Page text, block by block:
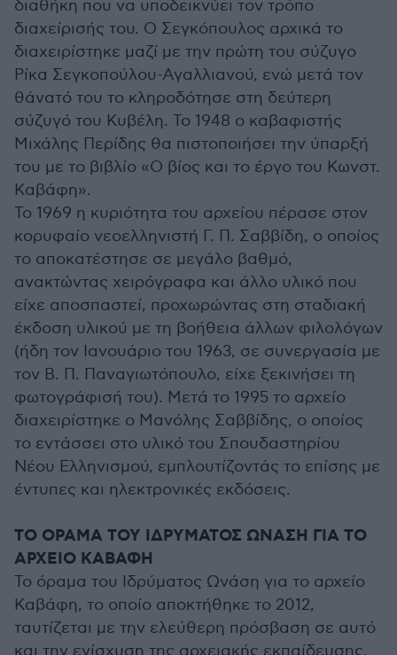
διαθήκη που να υποδεικνύει τον τρόπο
διαχείρισής του. Ο Σεγκόπουλος αρχικά το
διαχειρίστηκε μαζί με την πρώτη του σύζυγο
Ρίκα Σεγκοπούλου-Αγαλλιανού, ενώ μετά τον
θάνατό του το κληροδότησε στη δεύτερη
σύζυγό του Κυβέλη. Το 1948 ο καβαφιστής
Μιχάλης Περίδης θα πιστοποιήσει την ύπαρξή
του με το βιβλίο «Ο βίος και το έργο του Κωνστ.
Καβάφη».
Το 1969 η κυριότητα του αρχείου πέρασε στον
κορυφαίο νεοελληνιστή Γ. Π. Σαββίδη, ο οποίος
το αποκατέστησε σε μεγάλο βαθμό,
ανακτώντας χειρόγραφα και άλλο υλικό που
είχε αποσπαστεί, προχωρώντας στη σταδιακή
έκδοση υλικού με τη βοήθεια άλλων φιλολόγων
(ήδη τον Ιανουάριο του 1963, σε συνεργασία με
τον Β. Π. Παναγιωτόπουλο, είχε ξεκινήσει τη
φωτογράφισή του). Μετά το 1995 το αρχείο
διαχειρίστηκε ο Μανόλης Σαββίδης, ο οποίος
το εντάσσει στο υλικό του Σπουδαστηρίου
Νέου Ελληνισμού, εμπλουτίζοντάς το επίσης με
έντυπες και ηλεκτρονικές εκδόσεις.
ΤΟ ΟΡΑΜΑ ΤΟΥ ΙΔΡΥΜΑΤΟΣ ΩΝΑΣΗ ΓΙΑ ΤΟ
ΑΡΧΕΙΟ ΚΑΒΑΦΗ
Το όραμα του Ιδρύματος Ωνάση για το αρχείο
Καβάφη, το οποίο αποκτήθηκε το 2012,
ταυτίζεται με την ελεύθερη πρόσβαση σε αυτό
και την ενίσχυση της αρχειακής εκπαίδευσης.